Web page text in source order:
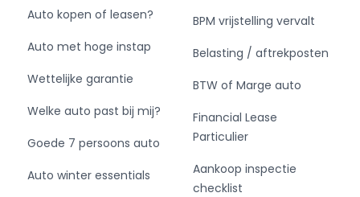
Auto kopen of leasen?
Auto met hoge instap
Wettelijke garantie
Welke auto past bij mij?
Goede 7 persoons auto
Auto winter essentials
BPM vrijstelling vervalt
Belasting / aftrekposten
BTW of Marge auto
Financial Lease
Particulier
Aankoop inspectie
checklist